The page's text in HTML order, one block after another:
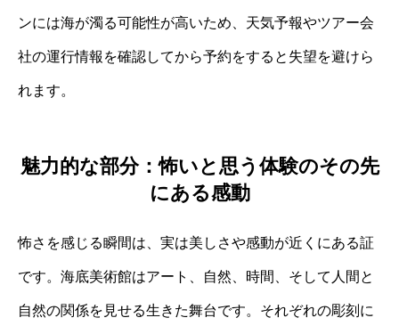
ンには海が濁る可能性が高いため、天気予報やツアー会
社の運行情報を確認してから予約をすると失望を避けら
れます。
魅力的な部分：怖いと思う体験のその先
にある感動
怖さを感じる瞬間は、実は美しさや感動が近くにある証
です。海底美術館はアート、自然、時間、そして人間と
自然の関係を見せる生きた舞台です。それぞれの彫刻に